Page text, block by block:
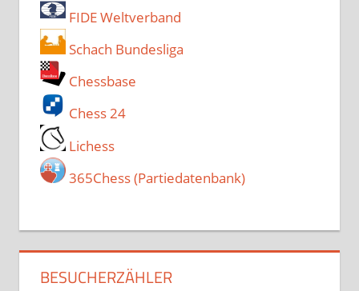
FIDE Weltverband
Schach Bundesliga
Chessbase
Chess 24
Lichess
365Chess (Partiedatenbank)
BESUCHERZÄHLER